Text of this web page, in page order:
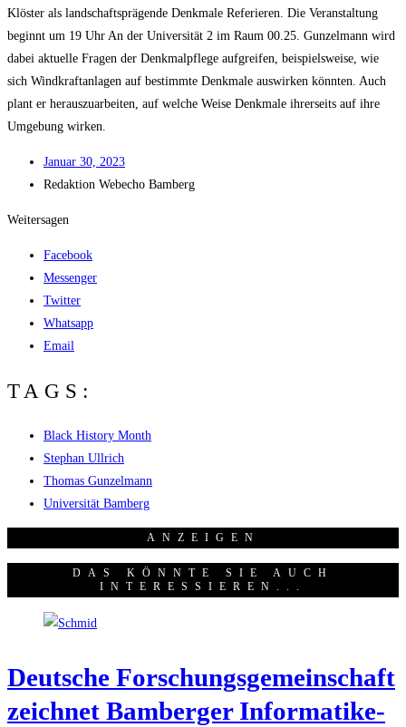
Klös­ter als land­schafts­prä­gen­de Denk­ma­le Refe­rie­ren. Die Ver­an­stal­tung
beginnt um 19 Uhr An der Uni­ver­si­tät 2 im Raum 00.25. Gun­zel­mann wird
dabei aktu­el­le Fra­gen der Denk­mal­pfle­ge auf­grei­fen, bei­spiels­wei­se, wie
sich Wind­kraft­an­la­gen auf bestimm­te Denk­ma­le aus­wir­ken könn­ten. Auch
plant er her­aus­zu­ar­bei­ten, auf wel­che Wei­se Denk­ma­le ihrer­seits auf ihre
Umge­bung wirken.
Janu­ar 30, 2023
Redak­ti­on Web­echo Bamberg
Weitersagen
Facebook
Messenger
Twitter
Whatsapp
Email
TAGS:
Black History Month
Stephan Ullrich
Thomas Gunzelmann
Universität Bamberg
ANZEI­GEN
DAS KÖNNTE SIE AUCH
INTERESSIEREN...
Deut­sche For­schungs­ge­mein­schaft
zeich­net Bam­ber­ger Infor­ma­ti­ke­